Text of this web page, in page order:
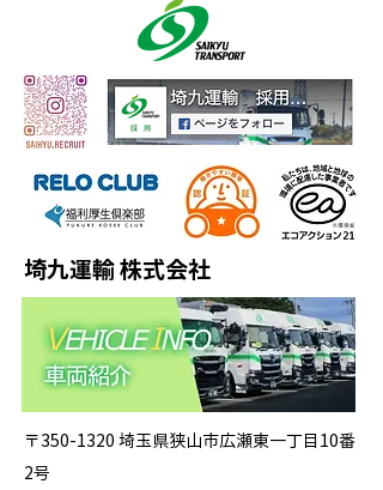
埼九運輸 株式会社
〒350-1320 埼玉県狭山市広瀬東一丁目10番
2号